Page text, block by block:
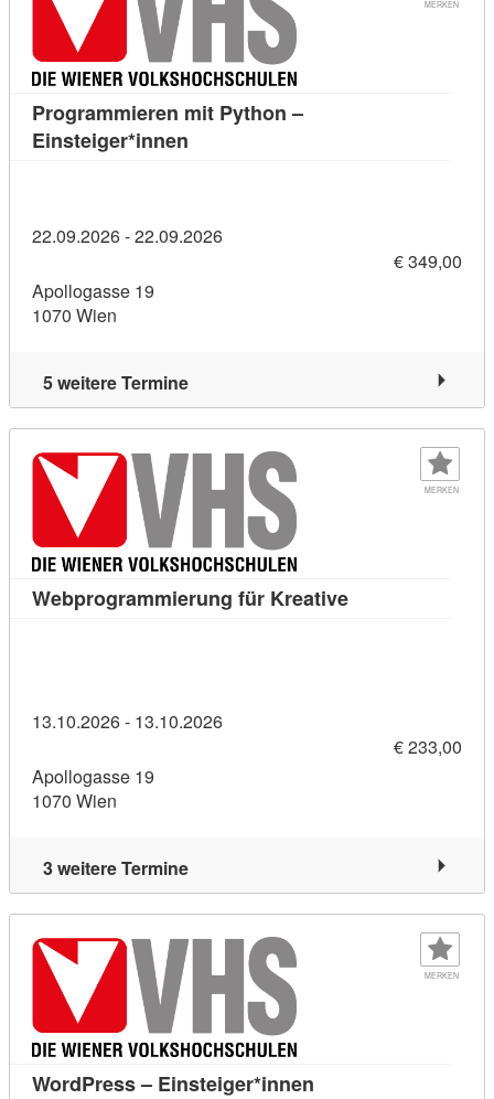
MERKEN
Programmieren mit Python –
Einsteiger*innen
22.09.2026 - 22.09.2026
€ 349,00
Apollogasse 19
1070 Wien
5 weitere Termine
MERKEN
Webprogrammierung für KreativeKursdetail:
13.10.2026 - 13.10.2026
€ 233,00
Apollogasse 19
1070 Wien
3 weitere Termine
MERKEN
WordPress – Einsteiger*innen